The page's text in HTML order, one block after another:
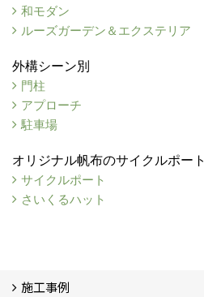
和モダン
ルーズガーデン＆エクステリア
外構シーン別
門柱
アプローチ
駐車場
オリジナル帆布のサイクルポート
サイクルポート
さいくるハット
施工事例